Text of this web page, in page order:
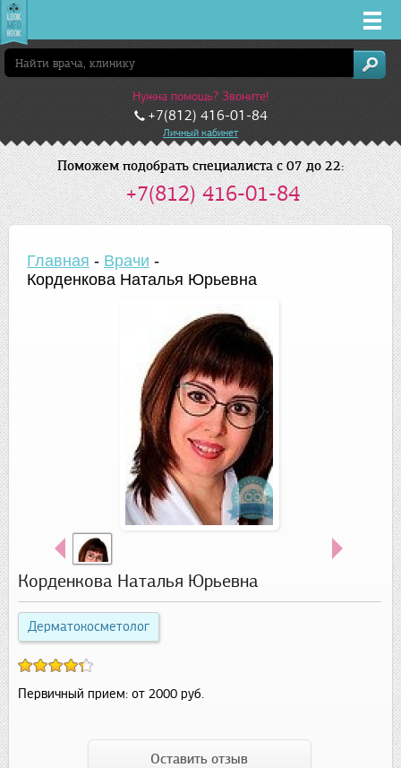
Врачи
Клиники
Заболевания
Лекарства
Акции
Нужна помощь? Звоните!
+7(812) 416-01-84
Личный кабинет
Поможем подобрать специалиста с 07 до 22:
+7(812) 416-01-84
Главная - Врачи -
Корденкова Наталья Юрьевна
Корденкова Наталья Юрьевна
Дерматокосметолог
Первичный прием: от 2000 руб.
Оставить отзыв